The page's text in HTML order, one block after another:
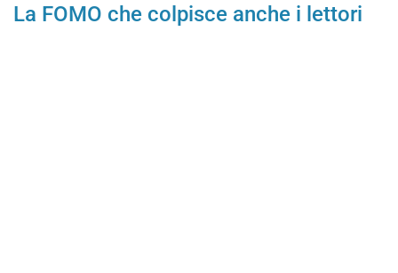
La FOMO che colpisce anche i lettori